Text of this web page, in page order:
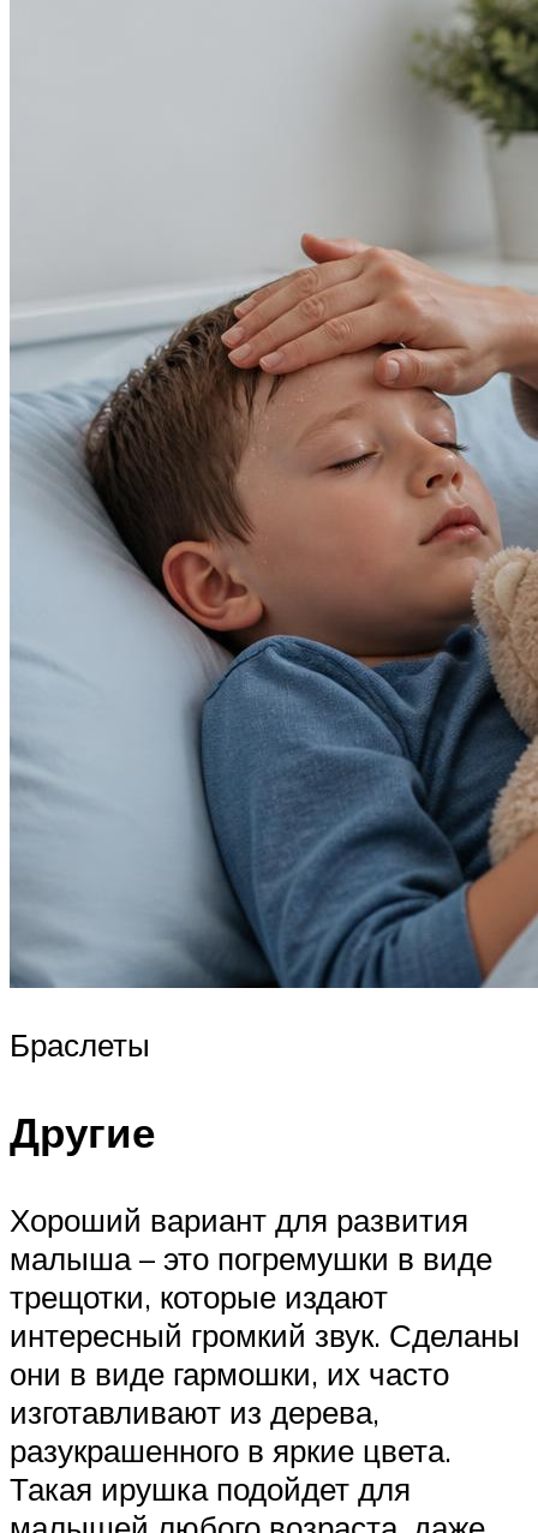
Браслеты
Другие
Хороший вариант для развития
малыша – это погремушки в виде
трещотки, которые издают
интересный громкий звук. Сделаны
они в виде гармошки, их часто
изготавливают из дерева,
разукрашенного в яркие цвета.
Такая ирушка подойдет для